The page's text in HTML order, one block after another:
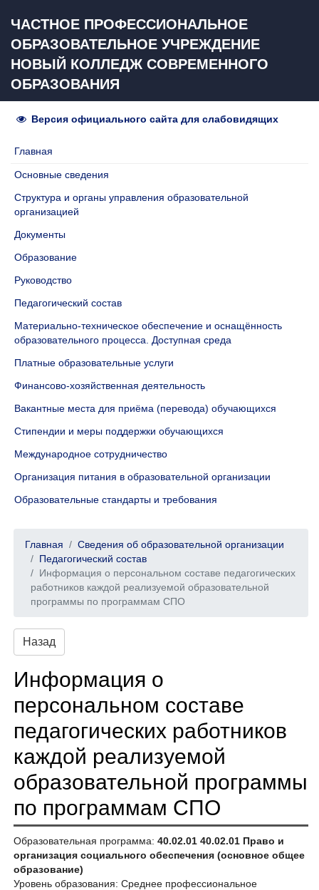
ЧАСТНОЕ ПРОФЕССИОНАЛЬНОЕ
ОБРАЗОВАТЕЛЬНОЕ УЧРЕЖДЕНИЕ
НОВЫЙ КОЛЛЕДЖ СОВРЕМЕННОГО
ОБРАЗОВАНИЯ
Версия официального сайта для слабовидящих
Главная
Основные сведения
Структура и органы управления образовательной
организацией
Документы
Образование
Руководство
Педагогический состав
Материально-техническое обеспечение и оснащённость
образовательного процесса. Доступная среда
Платные образовательные услуги
Финансово-хозяйственная деятельность
Вакантные места для приёма (перевода) обучающихся
Стипендии и меры поддержки обучающихся
Международное сотрудничество
Организация питания в образовательной организации
Образовательные стандарты и требования
Главная
Сведения об образовательной организации
Педагогический состав
Информация о персональном составе педагогических
работников каждой реализуемой образовательной
программы по программам СПО
Назад
Информация о
персональном составе
педагогических работников
каждой реализуемой
образовательной программы
по программам СПО
Образовательная программа: 40.02.01 40.02.01 Право и
организация социального обеспечения (основное общее
образование)
Уровень образования: Среднее профессиональное